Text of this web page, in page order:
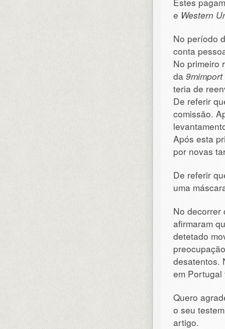
e Western
No período
conta
No primeiro
da 9mimport
teria de
De referir
comissão.
Após esta
por novas
De referir
uma
No decorrer
afirmaram
detetado
desatentos.
em Portugal
Quero
o seu
artigo.